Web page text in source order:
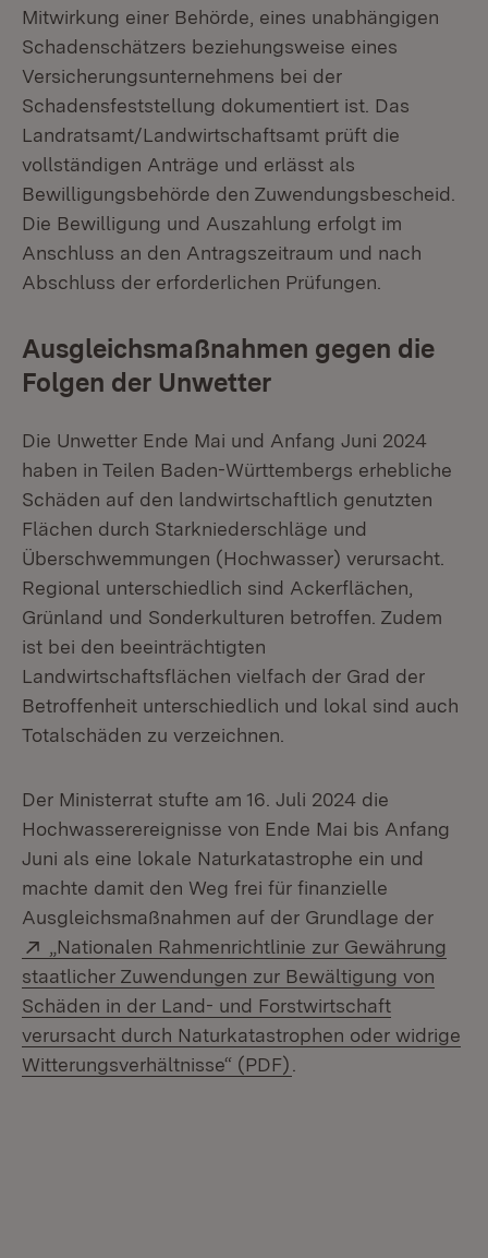
Mitwirkung einer Behörde, eines unabhängigen
Schadenschätzers beziehungsweise eines
Versicherungsunternehmens bei der
Schadensfeststellung dokumentiert ist. Das
Landratsamt/Landwirtschaftsamt prüft die
vollständigen Anträge und erlässt als
Bewilligungsbehörde den Zuwendungsbescheid.
Die Bewilligung und Auszahlung erfolgt im
Anschluss an den Antragszeitraum und nach
Abschluss der erforderlichen Prüfungen.
Ausgleichsmaßnahmen gegen die
Folgen der Unwetter
Die Unwetter Ende Mai und Anfang Juni 2024
haben in Teilen Baden-Württembergs erhebliche
Schäden auf den landwirtschaftlich genutzten
Flächen durch Starkniederschläge und
Überschwemmungen (Hochwasser) verursacht.
Regional unterschiedlich sind Ackerflächen,
Grünland und Sonderkulturen betroffen. Zudem
ist bei den beeinträchtigten
Landwirtschaftsflächen vielfach der Grad der
Betroffenheit unterschiedlich und lokal sind auch
Totalschäden zu verzeichnen.
Der Ministerrat stufte am 16. Juli 2024 die
Hochwasserereignisse von Ende Mai bis Anfang
Juni als eine lokale Naturkatastrophe ein und
machte damit den Weg frei für finanzielle
Ausgleichsmaßnahmen auf der Grundlage der
Extern:
„Nationalen Rahmenrichtlinie zur Gewährung
staatlicher Zuwendungen zur Bewältigung von
Schäden in der Land- und Forstwirtschaft
verursacht durch Naturkatastrophen oder widrige
Witterungsverhältnisse“ (PDF)